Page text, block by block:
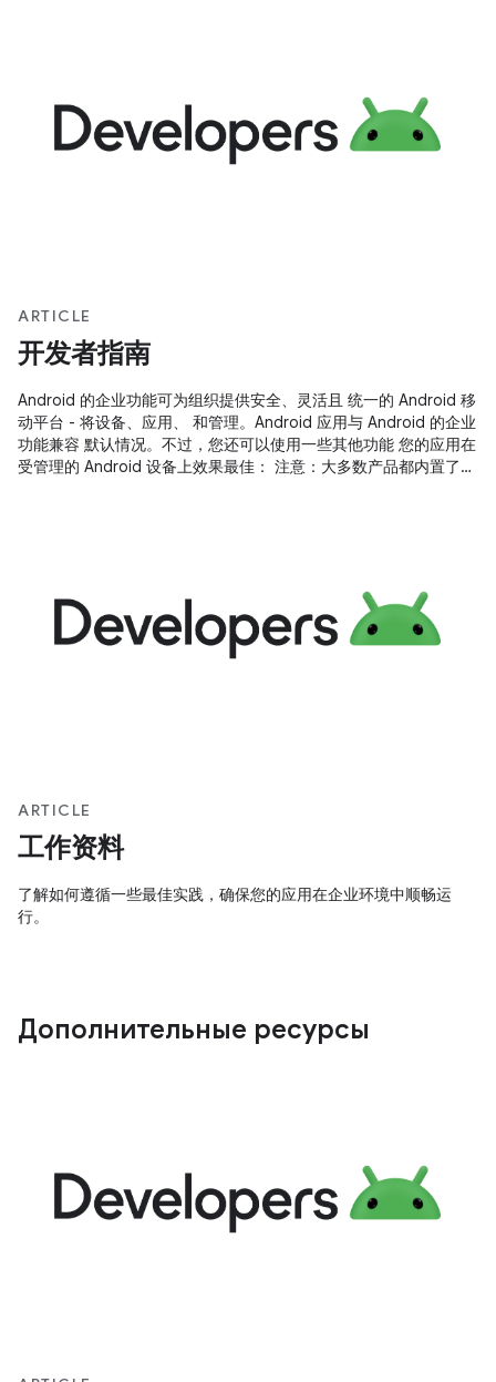
ARTICLE
开发者指南
Android 的企业功能可为组织提供安全、灵活且 统一的 Android 移
动平台 - 将设备、应用、 和管理。Android 应用与 Android 的企业
功能兼容 默认情况。不过，您还可以使用一些其他功能 您的应用在
受管理的 Android 设备上效果最佳： 注意：大多数产品都内置了
ARTICLE
工作资料
了解如何遵循一些最佳实践，确保您的应用在企业环境中顺畅运
行。
Дополнительные ресурсы